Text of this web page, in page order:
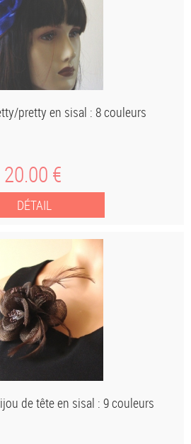
pretty en sisal : 8 couleurs
20.00 €
de tête en sisal : 9 couleurs